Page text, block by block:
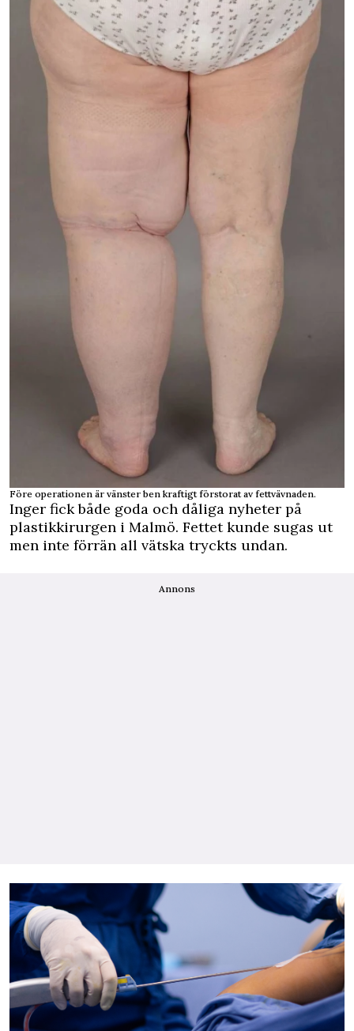
Före operationen är vänster ben kraftigt förstorat av fettvävnaden.
Inger fick både goda och dåliga nyheter på
plastikkirurgen i Malmö. Fettet kunde sugas ut
men inte förrän all vätska tryckts undan.
Annons